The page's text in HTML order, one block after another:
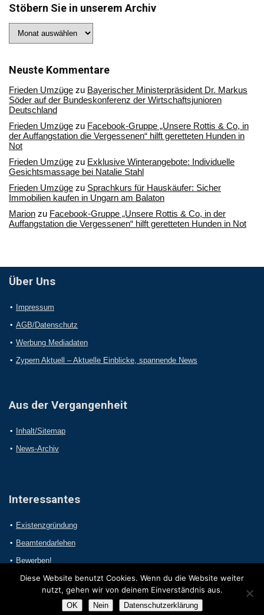
Stöbern Sie in unserem Archiv
Sie
Archiv
Neuste Kommentare
Frieden Umzüge zu Bayerischer Ministerpräsident Dr. Markus
Söder auf der Bundeskonferenz der Wirtschaftsjunioren
Deutschland
Frieden Umzüge zu Facebook-Gruppe „Unsere Rottis & Co, in
der Auffangstation die Vergessenen“ hilft geretteten Hunden in
Not
Frieden Umzüge zu Exklusive Winterangebote: Individuelle
Gesichtsmassage bei Natalie Stahl
Frieden Umzüge zu Sprachkurs für Hauskäufer: Sicher
Immobilien kaufen in Ungarn am Balaton
Marion zu Facebook-Gruppe „Unsere Rottis & Co, in der
Auffangstation die Vergessenen“ hilft geretteten Hunden in Not
Über Uns
Impressum
AGB/Datenschutz
Werbung Mediadaten
Zypern Aktuell – Aktuelle Einblicke, spannende News
Aus der Vergangenheit
Inhalt/Sitemap
News-Archiv
Interessantes
Existenzgründung
Beamtendarlehen
Bewerben!
2017 Online-Presseportal.com. Alle Rechte vorbehalten.
Diese Website benutzt Cookies. Wenn du die Website weiter
nutzt, gehen wir von deinem Einverständnis aus.
OK Nein Datenschutzerklärung